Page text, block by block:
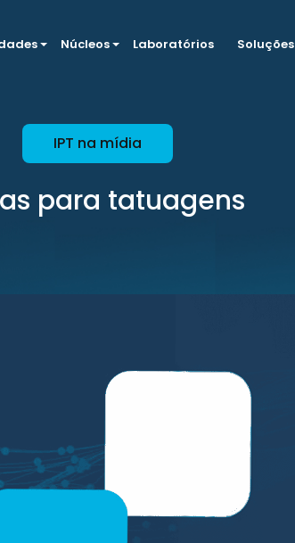
Núcleos Laboratórios Soluções
IPT na mídia
para tatuagens